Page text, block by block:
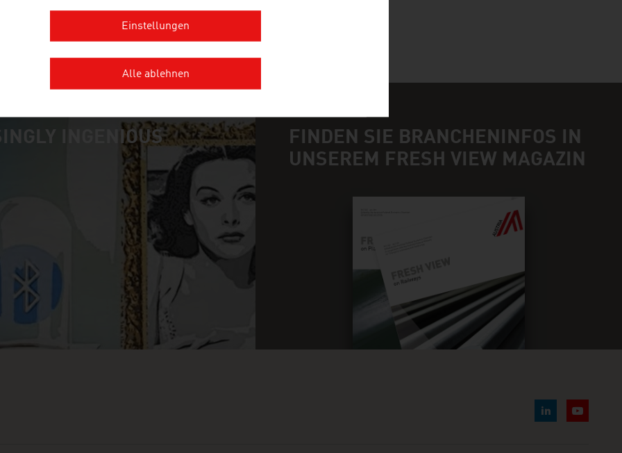
INGENIOUS
FINDEN SIE BRANCHENINFOS IN
UNSEREM FRESH VIEW MAGAZIN
Einstellungen
Alle ablehnen